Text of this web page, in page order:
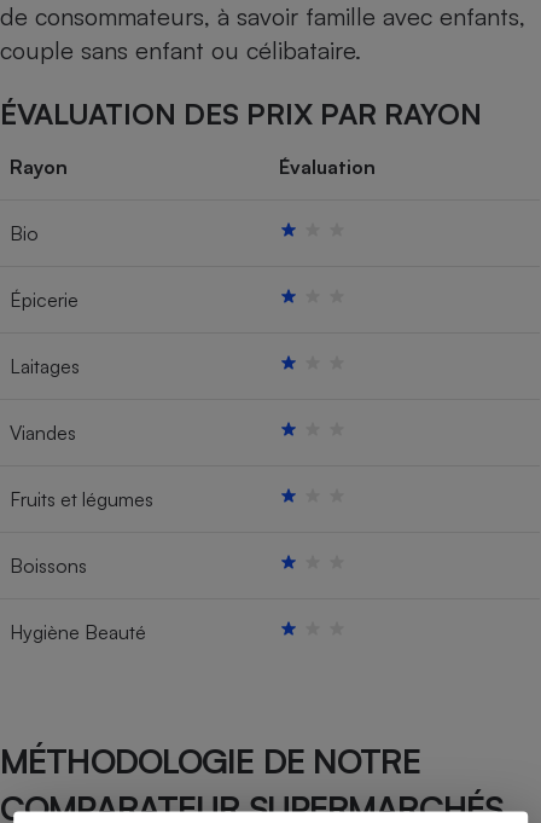
de consommateurs, à savoir famille avec enfants,
couple sans enfant ou célibataire.
ÉVALUATION DES PRIX PAR RAYON
Rayon Évaluation
Bio
Épicerie
Laitages
Viandes
Fruits et légumes
Boissons
Hygiène Beauté
MÉTHODOLOGIE DE NOTRE
COMPARATEUR SUPERMARCHÉS